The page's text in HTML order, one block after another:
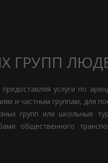
ГРУПП
услуги по
и частным группам, для
групп или школьные
общественного